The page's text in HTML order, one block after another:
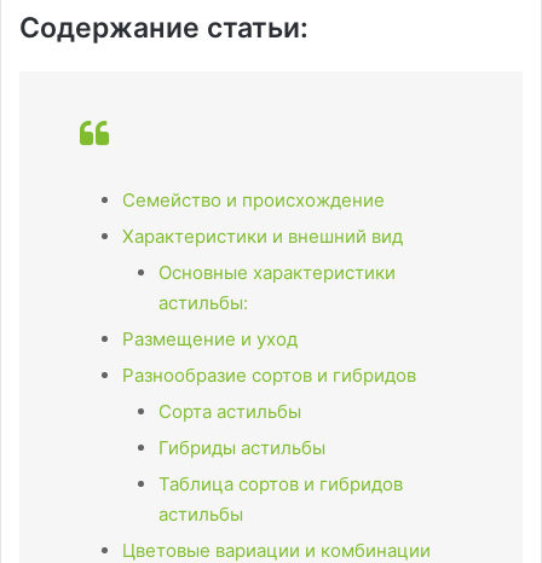
Содержание статьи:
Семейство и происхождение
Характеристики и внешний вид
Основные характеристики
астильбы:
Размещение и уход
Разнообразие сортов и гибридов
Сорта астильбы
Гибриды астильбы
Таблица сортов и гибридов
астильбы
Цветовые вариации и комбинации